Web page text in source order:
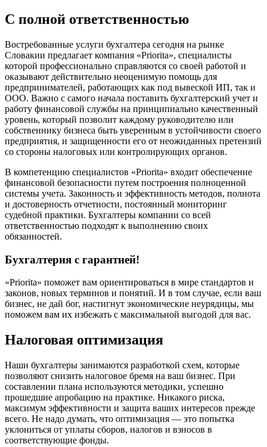
С полной ответственностью
Востребованные услуги бухгалтера сегодня на рынке
Словакии предлагает компания «Priorita», специалисты
которой профессионально справляются со своей работой и
оказывают действительно неоценимую помощь для
предпринимателей, работающих как под вывеской ИП, так и
ООО. Важно с самого начала поставить бухгалтерский учет и
работу финансовой службы на принципиально качественный
уровень, который позволит каждому руководителю или
собственнику бизнеса быть уверенным в устойчивости своего
предприятия, и защищенности его от неожиданных претензий
со стороны налоговых или контролирующих органов.
В компетенцию специалистов «Priorita» входит обеспечение
финансовой безопасности путем построения полноценной
системы учета. Законность и эффективность методов, полнота
и достоверность отчетности, постоянный мониторинг
судебной практики. Бухгалтеры компании со всей
ответственностью подходят к выполнению своих
обязанностей.
Бухгалтерия с гарантией!
«Priorita» поможет вам ориентироваться в мире стандартов и
законов, новых терминов и понятий. И в том случае, если ваш
бизнес, не дай бог, настигнут экономические неурядицы, мы
поможем вам их избежать с максимальной выгодой для вас.
Налоговая оптимизация
Наши бухгалтеры занимаются разработкой схем, которые
позволяют снизить налоговое бремя на ваш бизнес. При
составлении плана используются методики, успешно
прошедшие апробацию на практике. Никакого риска,
максимум эффективности и защита ваших интересов прежде
всего. Не надо думать, что оптимизация — это попытка
уклониться от уплаты сборов, налогов и взносов в
соответствующие фонды.